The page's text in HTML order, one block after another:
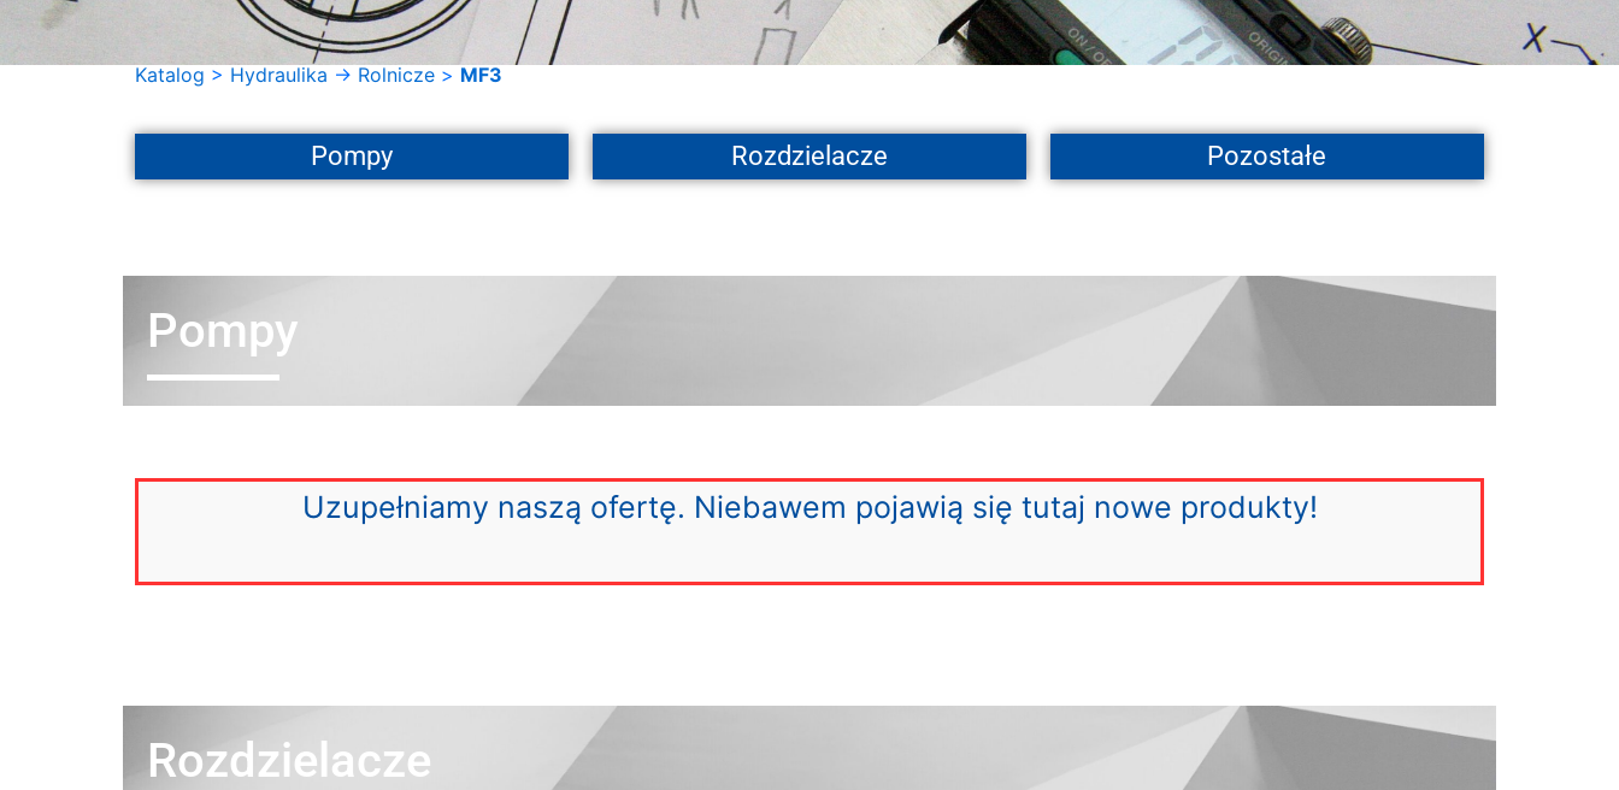
Katalog > Hydraulika -> Rolnicze > MF3
Pompy Rozdzielacze Pozostałe
Pompy
Uzupełniamy naszą ofertę. Niebawem pojawią się tutaj nowe produkty!
Rozdzielacze